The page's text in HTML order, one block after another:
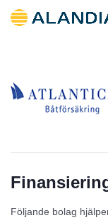
Följande bolag